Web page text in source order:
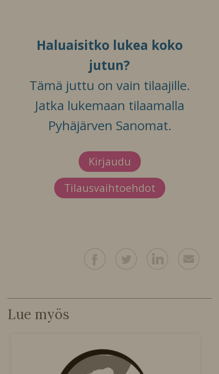
Haluaisitko lukea koko
jutun?
Tämä juttu on vain tilaajille.
Jatka lukemaan tilaamalla
Pyhäjärven Sanomat.
Kirjaudu
Tilausvaihtoehdot
Lue myös